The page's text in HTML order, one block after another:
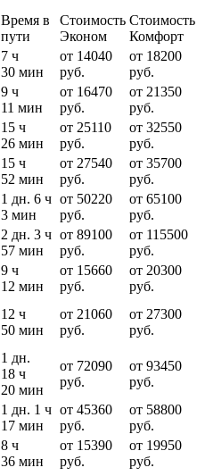
Время в
пути
Стоимость
Эконом
Стоимость
Комфорт
7 ч
30 мин
от 14040
руб.
от 18200
руб.
9 ч
11 мин
от 16470
руб.
от 21350
руб.
15 ч
26 мин
от 25110
руб.
от 32550
руб.
15 ч
52 мин
от 27540
руб.
от 35700
руб.
1 дн. 6 ч
3 мин
от 50220
руб.
от 65100
руб.
2 дн. 3 ч
57 мин
от 89100
руб.
от 115500
руб.
9 ч
12 мин
от 15660
руб.
от 20300
руб.
12 ч
50 мин
от 21060
руб.
от 27300
руб.
1 дн.
18 ч
20 мин
от 72090
руб.
от 93450
руб.
1 дн. 1 ч
17 мин
от 45360
руб.
от 58800
руб.
8 ч
36 мин
от 15390
руб.
от 19950
руб.